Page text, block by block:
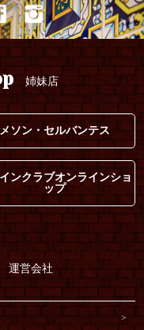
姉妹店
メソン・セルバンテス
ンクラブオンラインショ
ップ
運営会社